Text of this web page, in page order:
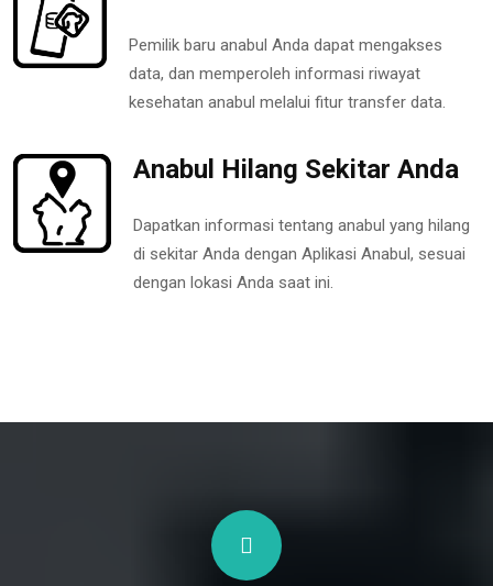
Pemilik baru anabul Anda dapat mengakses
data, dan memperoleh informasi riwayat
kesehatan anabul melalui fitur transfer data.
Anabul Hilang Sekitar Anda
Dapatkan informasi tentang anabul yang hilang
di sekitar Anda dengan Aplikasi Anabul, sesuai
dengan lokasi Anda saat ini.